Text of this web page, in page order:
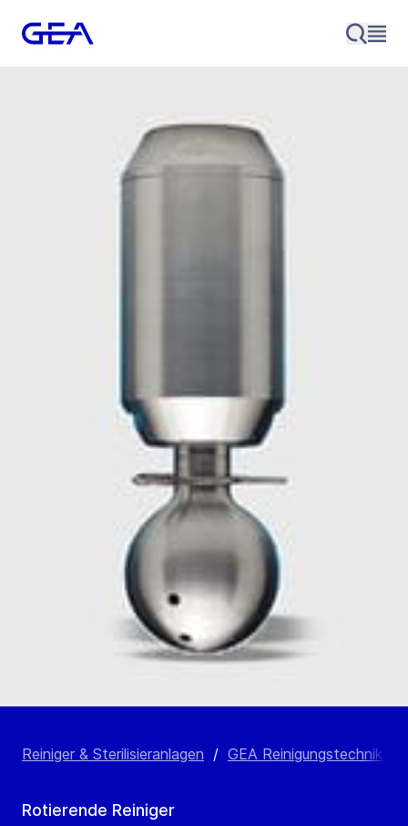
Reiniger & Sterilisieranlagen / GEA Reinigungstechnik
Rotierende Reiniger